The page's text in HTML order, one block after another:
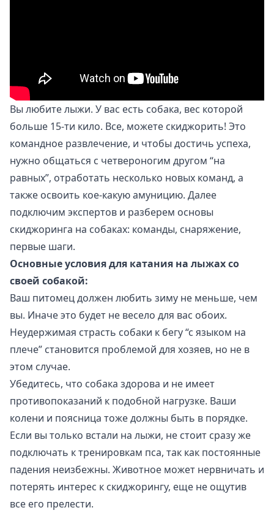
Вы любите лыжи. У вас есть собака, вес которой
больше 15-ти кило. Все, можете скиджорить! Это
командное развлечение, и чтобы достичь успеха,
нужно общаться с четвероногим другом “на
равных”, отработать несколько новых команд, а
также освоить кое-какую амуницию. Далее
подключим экспертов и разберем основы
скиджоринга на собаках: команды, снаряжение,
первые шаги.
Основные условия для катания на лыжах со
своей собакой:
Ваш питомец должен любить зиму не меньше, чем
вы. Иначе это будет не весело для вас обоих.
Неудержимая страсть собаки к бегу “с языком на
плече” становится проблемой для хозяев, но не в
этом случае.
Убедитесь, что собака здорова и не имеет
противопоказаний к подобной нагрузке. Ваши
колени и поясница тоже должны быть в порядке.
Если вы только встали на лыжи, не стоит сразу же
подключать к тренировкам пса, так как постоянные
падения неизбежны. Животное может нервничать и
потерять интерес к скиджорингу, еще не ощутив
все его прелести.